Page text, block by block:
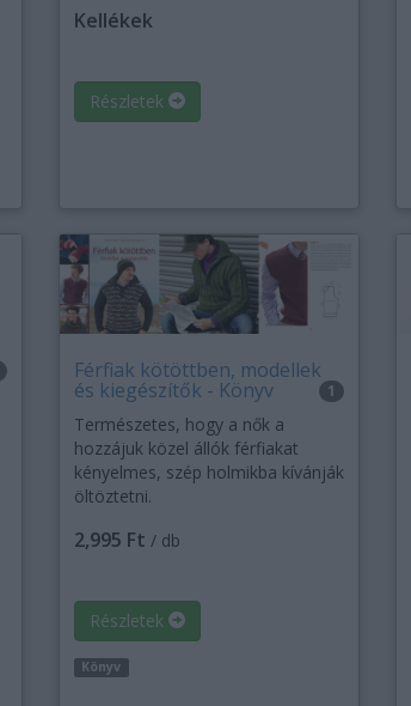
Kellékek
Részletek
Férfiak kötöttben, modellek
és kiegészítők - Könyv 1
Természetes, hogy a nők a
hozzájuk közel állók férfiakat
kényelmes, szép holmikba kívánják
öltöztetni.
2,995 Ft / db
Részletek
Könyv